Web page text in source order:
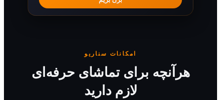
امکانات سناریو
برای تماشای حرفه‌ای
لازم دارید